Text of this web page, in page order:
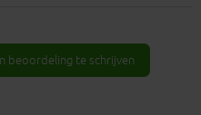
beoordeling te schrijven